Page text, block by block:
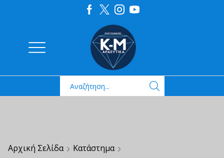
Αρχική Σελίδα Κατάστημα